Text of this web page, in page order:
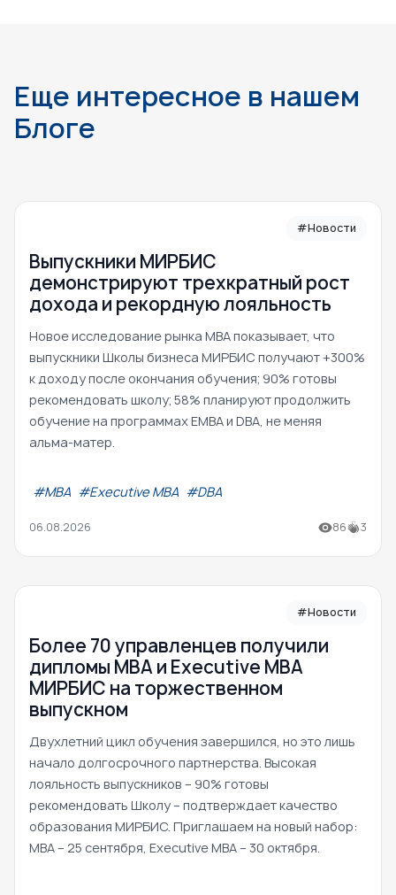
Еще интересное в нашем
Блоге
#Новости
Выпускники МИРБИС
демонстрируют трехкратный рост
дохода и рекордную лояльность
Новое исследование рынка MBA показывает, что
выпускники Школы бизнеса МИРБИС получают +300%
к доходу после окончания обучения; 90% готовы
рекомендовать школу; 58% планируют продолжить
обучение на программах EMBA и DBA, не меняя
альма-матер.
#МВА #Executive MBA #DBA
06.08.2026 86 3
#Новости
Более 70 управленцев получили
дипломы MBA и Executive MBA
МИРБИС на торжественном
выпускном
Двухлетний цикл обучения завершился, но это лишь
начало долгосрочного партнерства. Высокая
лояльность выпускников – 90% готовы
рекомендовать Школу – подтверждает качество
образования МИРБИС. Приглашаем на новый набор:
MBA – 25 сентября, Executive MBA – 30 октября.